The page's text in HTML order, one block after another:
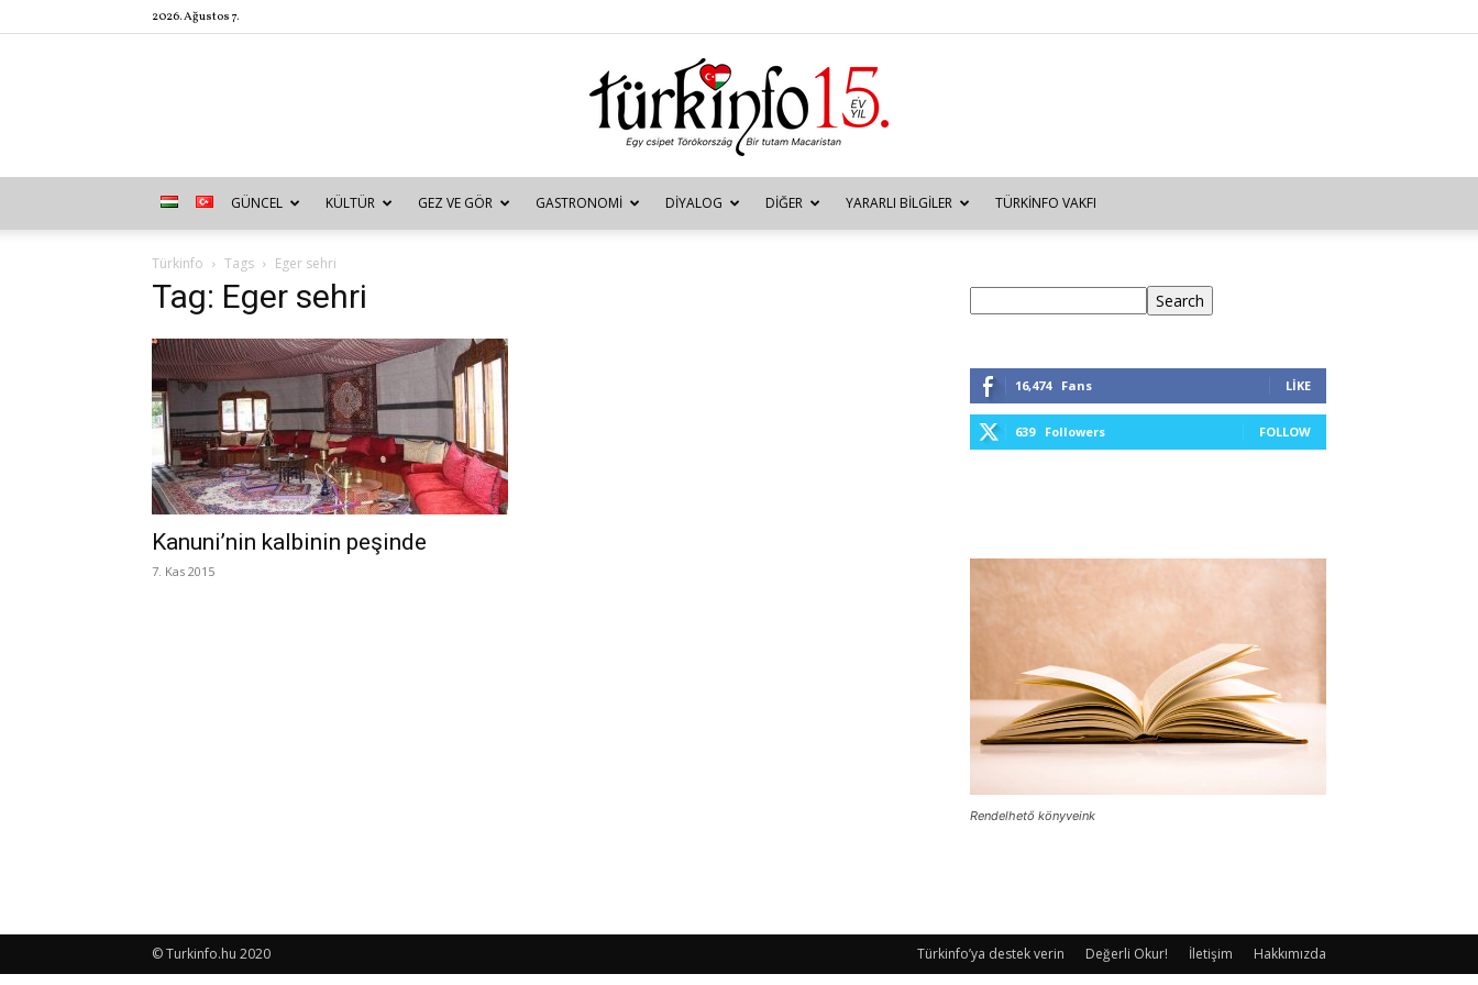
2026. Ağustos 7.
Türkinfo
GÜNCEL KÜLTÜR GEZ VE GÖR GASTRONOMI DIYALOG DIĞER YARARLI BILGILER TÜRKINFO VAKFI
Türkinfo Tags Eger sehri
Tag: Eger sehri
Kanuni’nin kalbinin peşinde
7. Kas 2015
Search
16,474 Fans LIKE
639 Followers FOLLOW
Rendelhető könyveink
Türkinfo’ya destek verin Değerli Okur! İletişim Hakkımızda
© Turkinfo.hu 2020